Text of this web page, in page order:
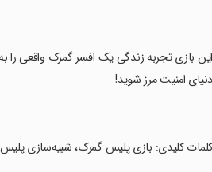
‏این بازی تجربه زندگی یک افسر گمرک واقعی را
دنیای امنیت مرز شوید!
‏کلمات کلیدی: بازی پلیس گمرک، شبیه‌سازی پلیس،